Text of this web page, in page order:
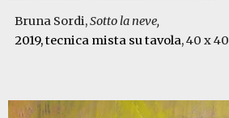
Bruna Sordi,Sotto la neve,
2019,tecnica mista su tavola, 40 x 40